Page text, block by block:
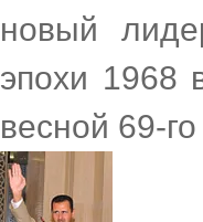
новый
эпохи 1968
весной 69-